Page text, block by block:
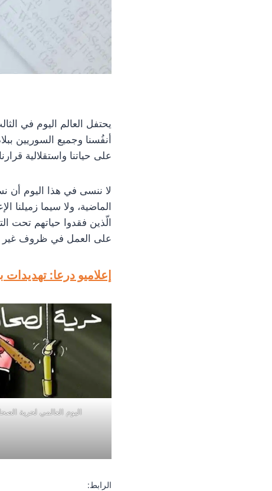
يحتفل العالم اليوم في
أنفُسنا وجميع السوريين
على حياتنا واستقلالية
لا ننسى في هذا اليوم أن
الماضية، ولا سيما
الّذين فقدوا حياتهم تحت
على العمل في ظروف غير
إعلاميو درعا:
اليوم العالمي لحرية
الرابط: